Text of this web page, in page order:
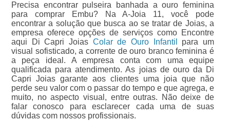
Precisa encontrar pulseira banhada a ouro feminina
para comprar Embu? Na A-Joia 11, você pode
encontrar a solução que busca ao se tratar de Joias, a
empresa oferece opções de serviços como Encontre
aqui Di Capri Joias Colar de Ouro Infantil
para um
visual sofisticado, a corrente de ouro branco feminina é
a peça ideal. A empresa conta com uma equipe
qualificada para atendimento. As joias de ouro da Di
Capri Joias garante aos clientes uma joia que não
perde seu valor com o passar do tempo e que agrega, e
muito, no aspecto visual, entre outras. Não deixe de
falar conosco para esclarecer cada uma de suas
dúvidas com nossos profissionais.